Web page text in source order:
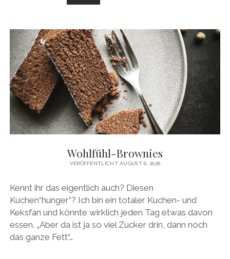
FLADEN
VANILLEKIPFERL
Wohlfühl-Brownies
VERÖFFENTLICHT AUGUST 6, 2026
Kennt ihr das eigentlich auch? Diesen
Kuchen“hunger“? Ich bin ein totaler Kuchen- und
Keksfan und könnte wirklich jeden Tag etwas davon
essen. „Aber da ist ja so viel Zucker drin, dann noch
das ganze Fett“…